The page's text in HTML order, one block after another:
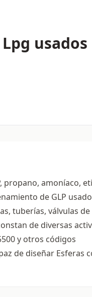
usados
propano, amoníaco,
de GLP
tuberías, válvulas de
de diversas
y otros códigos
de diseñar Esferas